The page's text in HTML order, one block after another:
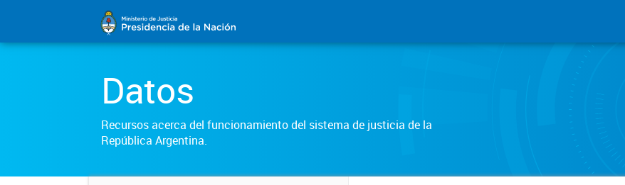
Datos
Recursos acerca del funcionamiento del sistema de justicia de la
República Argentina.